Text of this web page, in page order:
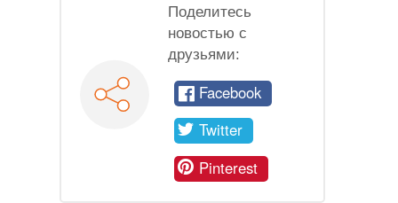
Поделитесь
новостью с
друзьями:
Facebook
Twitter
Pinterest